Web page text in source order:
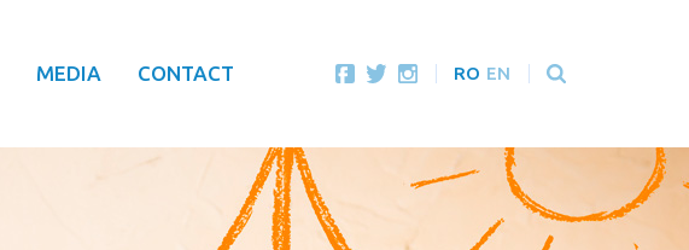
MEDIA CONTACT RO EN